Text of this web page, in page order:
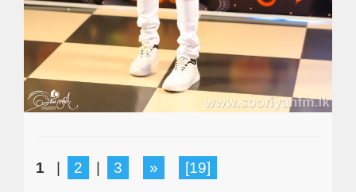
1 2 3 » [19]